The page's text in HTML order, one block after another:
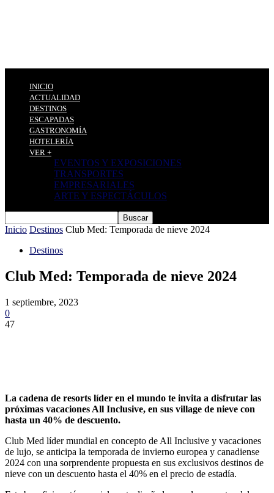
INICIO
ACTUALIDAD
DESTINOS
ESCAPADAS
GASTRONOMÍA
HOTELERÍA
VER +
EVENTOS Y EXPOSICIONES
TRANSPORTES
EMPRESARIALES
ARTE Y ESPECTÁCULOS
Inicio Destinos Club Med: Temporada de nieve 2024
Destinos
Club Med: Temporada de nieve 2024
1 septiembre, 2023
0
47
La cadena de resorts líder en el mundo te invita a disfrutar las
próximas vacaciones All Inclusive, en sus village de nieve con
hasta un 40% de descuento.
Club Med líder mundial en concepto de All Inclusive y vacaciones
de lujo, se anticipa la temporada de invierno europea y canadiense
2024 con una sorprendente propuesta en sus exclusivos destinos de
nieve con un descuento hasta el 40% en el precio de estadía.